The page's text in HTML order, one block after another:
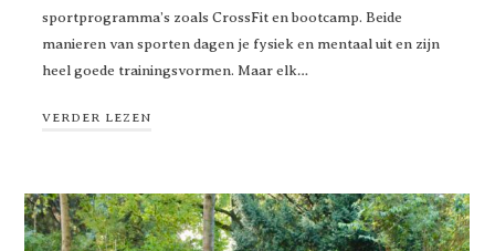
sportprogramma’s zoals CrossFit en bootcamp. Beide
manieren van sporten dagen je fysiek en mentaal uit en zijn
heel goede trainingsvormen. Maar elk…
VERDER LEZEN